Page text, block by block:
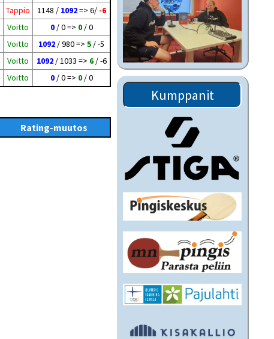
Tappio 1148 / 1092=> 6/ -6
Voitto 0/ 0 => 0/ 0
Voitto 1092 / 980 => 5 / -5
Voitto 1092/ 1033 => 6/ -6
Voitto 0/ 0 => 0/ 0
Rating-muutos
Kumppanit